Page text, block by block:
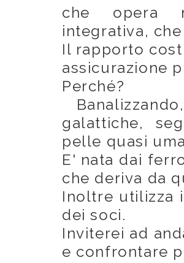
che opera
integrativa,
Il rapporto
assicurazione
Perché?
galattiche,
pelle quasi
E' nata dai
che deriva da
Inoltre utilizza
dei soci.
Inviterei ad
e confrontare